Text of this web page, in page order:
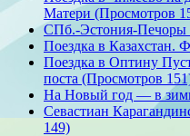
Матери (Просмотров
СПб.-Эстония-Печоры
Поездка в Казахстан.
Поездка в Оптину
поста (Просмотров
На Новый год — в
Севастиан
149)